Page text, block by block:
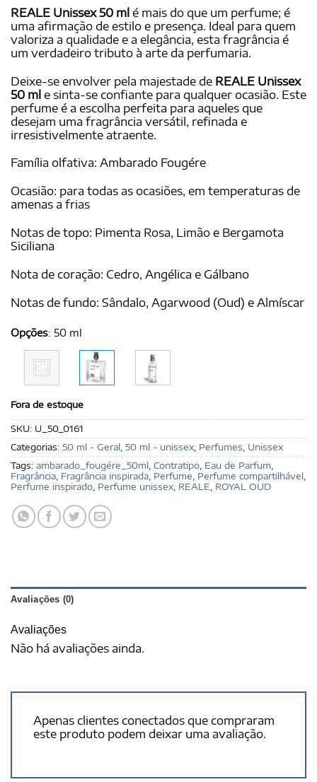
REALE Unissex 50 ml é mais do que um perfume; é
uma afirmação de estilo e presença. Ideal para quem
valoriza a qualidade e a elegância, esta fragrância é
um verdadeiro tributo à arte da perfumaria.
Deixe-se envolver pela majestade de REALE Unissex
50 ml e sinta-se confiante para qualquer ocasião. Este
perfume é a escolha perfeita para aqueles que
desejam uma fragrância versátil, refinada e
irresistivelmente atraente.
Família olfativa: Ambarado Fougére
Ocasião: para todas as ocasiões, em temperaturas de
amenas a frias
Notas de topo: Pimenta Rosa, Limão e Bergamota
Siciliana
Nota de coração: Cedro, Angélica e Gálbano
Notas de fundo: Sândalo, Agarwood (Oud) e Almíscar
Opções: 50 ml
Fora de estoque
SKU: U_50_0161
Categorias: 50 ml - Geral, 50 ml - unissex, Perfumes, Unissex
Tags: ambarado_fougére_50ml, Contratipo, Eau de Parfum,
Fragrância, Fragrância inspirada, Perfume, Perfume compartilhável,
Perfume inspirado, Perfume unissex, REALE, ROYAL OUD
Avaliações (0)
Avaliações
Não há avaliações ainda.
Apenas clientes conectados que compraram
este produto podem deixar uma avaliação.